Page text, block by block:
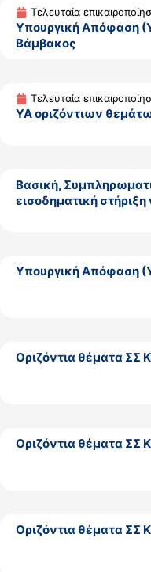
Τελευταία
Υπουργική Απόφαση
Βάμβακος
Τελευταία
ΥΑ οριζόντιων
Βασική,
εισοδηματική
Υπουργική Απόφαση
Οριζόντια θέματα ΣΣ
Οριζόντια θέματα ΣΣ
Οριζόντια θέματα ΣΣ